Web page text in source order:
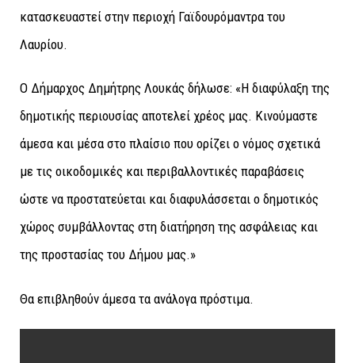
κατασκευαστεί στην περιοχή Γαϊδουρόμαντρα του
Λαυρίου.
Ο Δήμαρχος Δημήτρης Λουκάς δήλωσε: «Η διαφύλαξη της
δημοτικής περιουσίας αποτελεί χρέος μας. Κινούμαστε
άμεσα και μέσα στο πλαίσιο που ορίζει ο νόμος σχετικά
με τις οικοδομικές και περιβαλλοντικές παραβάσεις
ώστε να προστατεύεται και διαφυλάσσεται ο δημοτικός
χώρος συμβάλλοντας στη διατήρηση της ασφάλειας και
της προστασίας του Δήμου μας.»
Θα επιβληθούν άμεσα τα ανάλογα πρόστιμα.